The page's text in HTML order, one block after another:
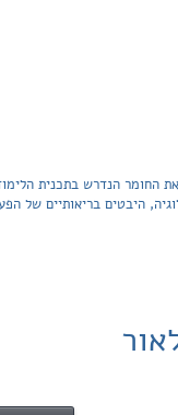
היבטים בריאותיים של